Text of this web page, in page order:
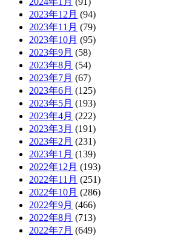
2023年12月 (94)
2023年11月 (79)
2023年10月 (95)
2023年9月 (58)
2023年8月 (54)
2023年7月 (67)
2023年6月 (125)
2023年5月 (193)
2023年4月 (222)
2023年3月 (191)
2023年2月 (231)
2023年1月 (139)
2022年12月 (193)
2022年11月 (251)
2022年10月 (286)
2022年9月 (466)
2022年8月 (713)
2022年7月 (649)